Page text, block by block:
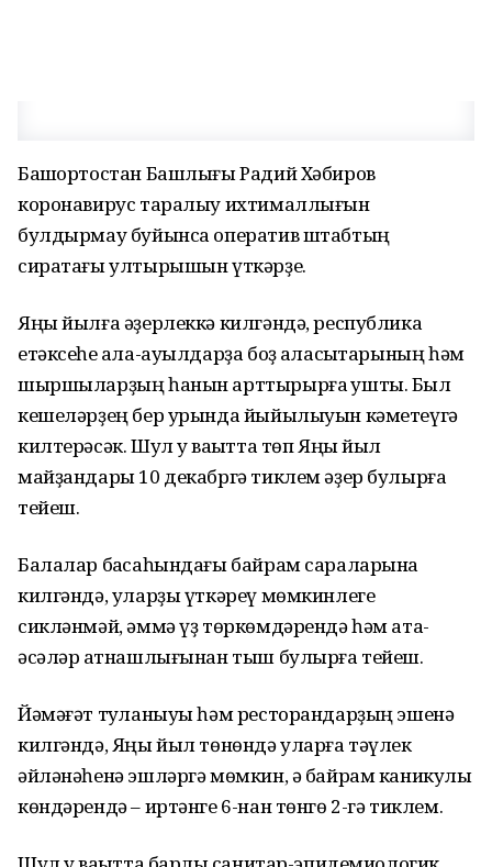
Башҡортостан Башлығы Радий Хәбиров
коронавирус таралыу ихтималлығын
булдырмау буйынса оператив штабтың
сиратағы ултырышын үткәрҙе.
Яңы йылға әҙерлеккә килгәндә, республика
етәксеһе ҡала-ауылдарҙа боҙ ҡаласыҡтарының һәм
шыршыларҙың һанын арттырырға ҡушты. Был
кешеләрҙең бер урында йыйылыуын кәметеүгә
килтерәсәк. Шул уҡ ваҡытта төп Яңы йыл
майҙандары 10 декабргә тиклем әҙер булырға
тейеш.
Балалар баҡсаһындағы байрам сараларына
килгәндә, уларҙы үткәреү мөмкинлеге
сикләнмәй, әммә үҙ төркөмдәрендә һәм ата-
әсәләр ҡатнашлығынан тыш булырға тейеш.
Йәмәғәт туҡланыуы һәм ресторандарҙың эшенә
килгәндә, Яңы йыл төнөндә уларға тәүлек
әйләнәһенә эшләргә мөмкин, ә байрам каникулы
көндәрендә – иртәнге 6-нан төнгө 2-гә тиклем.